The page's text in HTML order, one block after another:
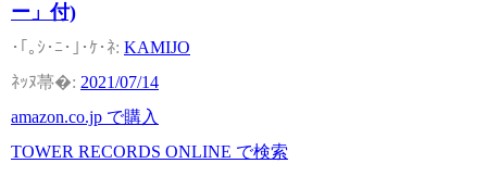
ー」付)
KAMIJO
2021/07/14
amazon.co.jp で購入
TOWER RECORDS ONLINE で検索